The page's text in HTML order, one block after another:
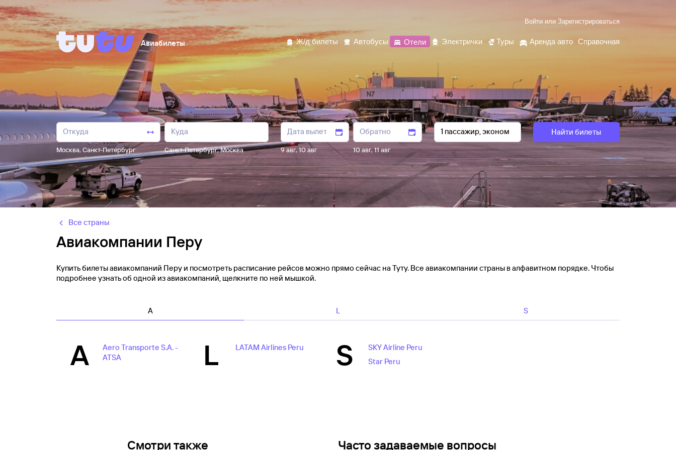
Войти или Зарегистрироваться
Авиабилеты Ж/д билеты Автобусы Отели Электрички Туры Аренда авто Справочная
Москва, Санкт-Петербург Санкт-Петербург,Москва 9 авг, 10 авг 10 авг,11 авг
Найти билеты
Все страны
Авиакомпании Перу
Купить билеты авиакомпаний Перу и посмотреть расписание рейсов можно прямо сейчас на Туту. Все авиакомпании страны в алфавитном порядке. Чтобы
подробнее узнать об одной из авиакомпаний, щелкните по ней мышкой.
A L S
A
Aero Transporte S.A. -
ATSA
L LATAM Airlines Peru S
SKY Airline Peru
Star Peru
Смотри также Часто задаваемые вопросы